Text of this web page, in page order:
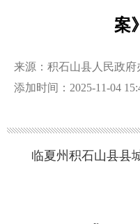
案
来源：积石山县人民政府
添加时间：2025-11-04
临夏州积石山县县